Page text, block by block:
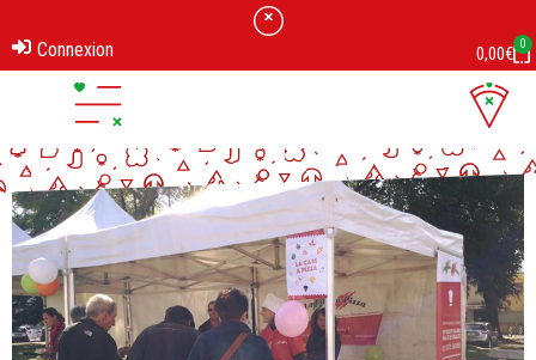
Connexion 0,00€ 0